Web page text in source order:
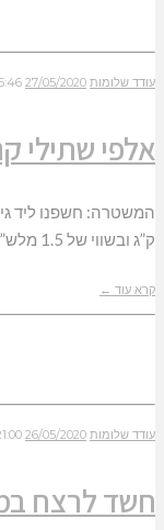
עודד שלומות 27/05/2020
אלפי שתילי
ק”ג ובשווי של 1.5 מלש”ח * חשוד מג’ת נעצר
קרא עוד ←
עודד שלומות 26/05/2020
חשד לרצח